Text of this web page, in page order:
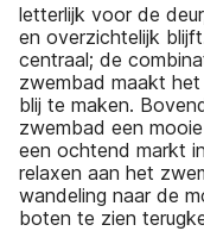
letterlijk voor de
en overzichtelijk
centraal; de
zwembad maakt
blij te maken.
zwembad een
een ochtend markt
relaxen aan het
wandeling naar de
boten te zien